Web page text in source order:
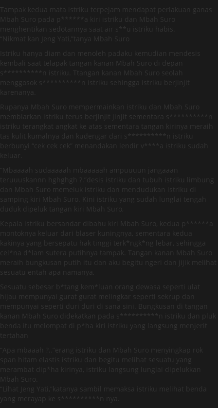
Tampak kedua mata istriku terpejam mendapat perlakuan ganas
Mbah Suro pada p******a kiri istriku dan Mbah Suro
menghentikan sedotannya saat air s**u istriku habis.
“Nikmat kan Jeng Yati,”tanya Mbah Suro
Istriku hanya diam dan menoleh padaku kemudian mendesis
kembali saat telapak tangan kanan Mbah Suro di depan
s**********n istriku. Ttangan kanan Mbah Suro seolah
menggosok s**********n istriku sehingga istriku berjinjit
karenanya.
Rupanya Mbah Suro mempermainkan istriku dan Mbah Suro
membiarkan istriku terus berjinjit jinjit sementara s**********n
istriku terangkat angkat ke atas sementara tangan kirinya meraih
tas kulit kumalnya dan kudengar dari s**********n istriku
berbunyi “cek cek cek” menandakan lendir v****a istriku sudah
keluar.
“Mbaaaah sudaaaaah mbaaaaah ampuuuun jangaaan
teruuuskannn hghghgh ?.”desis istriku dan tubuh istriku limbung
dan Mbah Suro memeluk istriku dan mendudukan istriku di
samping kiri Mbah Suro. Kini istriku yang sudah lunglai tengah
duduk dipeluk tangan kiri Mbah Suro,
Kepala istriku bersandar dibahu kiri Mbah Suro, kedua p******a
montoknya keluar dari blaser kuningnya, sementara kedua
kakinya yang bersepatu hak tinggi terk*ngk*ng lebar, sehingga
cel*na d*lam sutera putihnya tampak. Tangan kanan Mbah Suro
meraih bungkusan putih itu dan aku begitu ngeri dan jijik melihat
sesuatu entah apa namanya,
Sesuatu sebesar b*tang kem*luan orang dewasa seperti ulat
hijau mempunyai gurat gurat melingkar seperti sekrup dan
mempunyai seperti duri duri di sana sini. Bungkusan di tangan
kanan Mbah Suro didekatkan pada s**********n istriku dan pluk
benda itu melompat di p*ha kiri istriku yang langsung menjerit
tertahan
“Apa mbaaah ?..”erang istriku dan Mbah Suro menyingkap rok
span hitam elastis istriku dan begitu melihat sesuatu yang
merambat dip*ha kirinya, istriku langsung lunglai dipelukkan
Mbah Suro.
“Lihat Jeng Yati,”katanya sambil memaksa istriku melihat benda
yang merayap ke s**********n nya.